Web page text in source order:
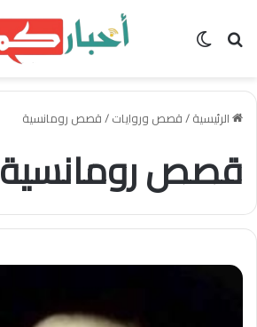
بحث عن الوضع المظلم
الرئيسية/قصص وروايات/قصص رومانسية
قصص رومانسية